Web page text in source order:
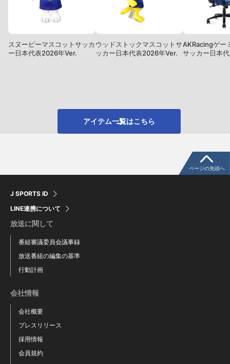
スヌーピーマスコットサッカ
ー日本代表2026年Ver.
ウッドストックマスコットサ
ッカー日本代表2026年Ver.
AKRacingゲー
サッカー日本
アイテム一覧はこちら
J SPORTS ID
LINE連携について
放送に関して
番組審議委員会議事録
放送番組の編集の基準
行動計画
会社情報
会社概要
プレスリリース
採用情報
会員規約
ページの先頭へ